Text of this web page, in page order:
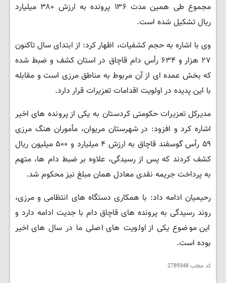
مجموع طی همین مدت ۱۳۶ پرونده به ارزش ۳۸۰ میلیارد
ریال تشکیل شده است.
وی با اشاره به حجم کشفیات، اظهار کرد: از ابتدای سال تاکنون
۲۷ هزار و ۶۳۴ رأس دام قاچاق در استان کشف و ضبط شده
که بخش عمده ای از آن مربوط به مناطق مرزی است و مقابله
با این پدیده در اولویت اقدامات تعزیرات قرار دارد.
مدیرکل تعزیرات حکومتی کردستان به یکی از پرونده های اخیر
اشاره کرد و افزود: در شهرستان مریوان، مأموران هنگ مرزی
۵۹ رأس گوسفند قاچاق به ارزش ۴ میلیارد و ۵۰۰ میلیون ریال
کشف کردند که پس از رسیدگی، علاوه بر ضبط دام ها، متهم
به پرداخت جریمه نقدی معادل همان مبلغ نیز محکوم شد.
رحیمیان ادامه داد: با همکاری دستگاه های انتظامی و مرزی،
روند رسیدگی به پرونده های قاچاق دام با جدیت ادامه دارد و
این موضوع یکی از اولویت های اصلی ما در سال های اخیر
بوده است.
کد مطلب2789348